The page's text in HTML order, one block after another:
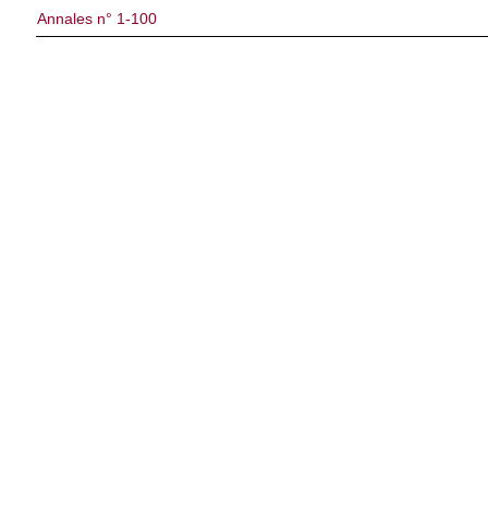
Annales n° 1-100